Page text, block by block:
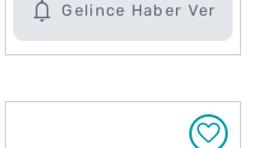
Gelince Haber Ver